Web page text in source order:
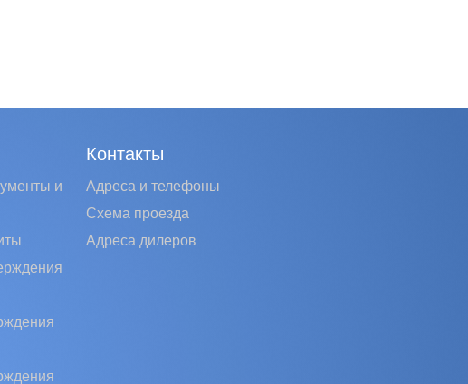
и
Контакты
Адреса и телефоны
Схема проезда
Адреса дилеров